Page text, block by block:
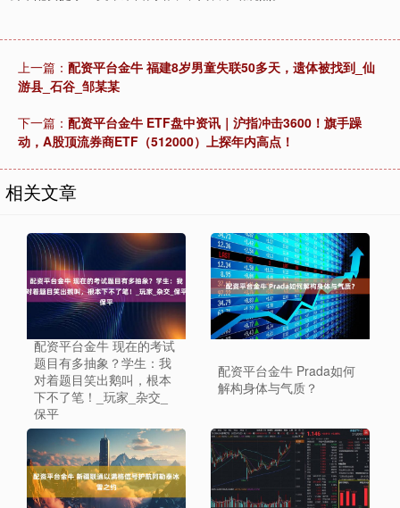
上一篇： 配资平台金牛 福建8岁男童失联50多天，遗体被找到_仙
游县_石谷_邹某某
下一篇： 配资平台金牛 ETF盘中资讯｜沪指冲击3600！旗手躁
动，A股顶流券商ETF（512000）上探年内高点！
相关文章
配资平台金牛 现在的考试
题目有多抽象？学生：我
对着题目笑出鹅叫，根本
下不了笔！_玩家_杂交_
保平
配资平台金牛 Prada如何
解构身体与气质？